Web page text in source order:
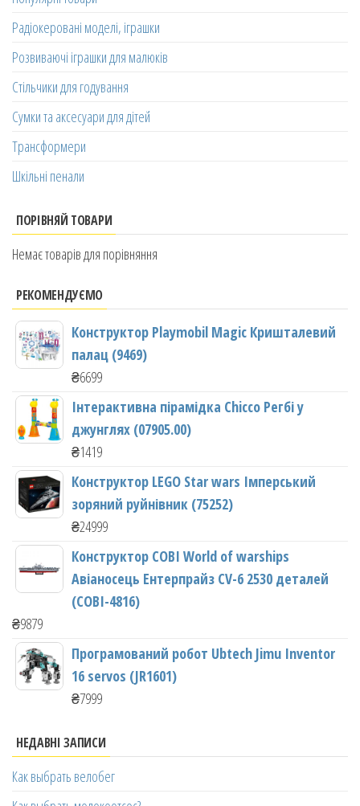
Радіокеровані моделі, іграшки
Розвиваючі іграшки для малюків
Стільчики для годування
Сумки та аксесуари для дітей
Трансформери
Шкільні пенали
ПОРІВНЯЙ ТОВАРИ
Немає товарів для порівняння
РЕКОМЕНДУЄМО
Конструктор Playmobil Magic Кришталевий
палац (9469)
₴6699
Інтерактивна пірамідка Chicco Регбі у
джунглях (07905.00)
₴1419
Конструктор LEGO Star wars Імперський
зоряний руйнівник (75252)
₴24999
Конструктор COBI World of warships
Авіаносець Ентерпрайз CV-6 2530 деталей
(COBI-4816)
₴9879
Програмований робот Ubtech Jimu Inventor
16 servos (JR1601)
₴7999
НЕДАВНІ ЗАПИСИ
Как выбрать велобег